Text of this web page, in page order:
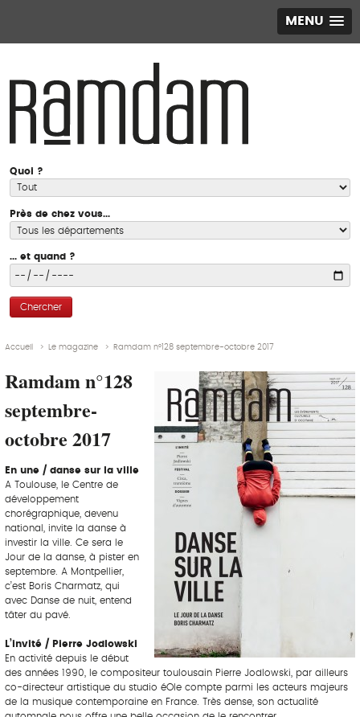
MENU
Quoi ?
Près de chez vous...
... et quand ?
Chercher
Accueil > Le magazine > Ramdam n°128 septembre-octobre 2017
Ramdam n°128
septembre-
octobre 2017
En une / danse sur la ville
A Toulouse, le Centre de
développement
chorégraphique, devenu
national, invite la danse à
investir la ville. Ce sera le
Jour de la danse, à pister en
septembre. A Montpellier,
c’est Boris Charmatz, qui
avec Danse de nuit, entend
tâter du pavé.
L’invité / Pierre Jodlowski
En activité depuis le début
des années 1990, le compositeur toulousain Pierre Jodlowski, par ailleurs
co-directeur artistique du studio éOle compte parmi les acteurs majeurs
de la musique contemporaine en France. Très dense, son actualité